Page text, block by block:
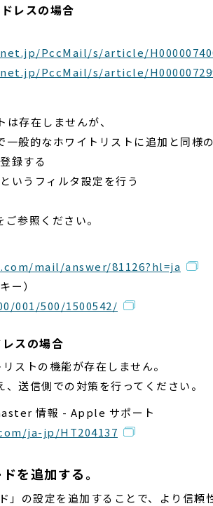
レスの場合
PccMail/s/article/
PccMail/s/article/
存在しませんが、
一般的なホワイトリストに追加と同様
録する
いうフィルタ設定を行う
参照ください。
mail/answer/81126?hl=ja
ー）
001/500/1500542/
スの場合
ストの機能が存在しません。
送信側での対策を行ってください。
情報 - Apple サポート
ja-jp/HT204137
を追加する。
」の設定を追加することで、より信